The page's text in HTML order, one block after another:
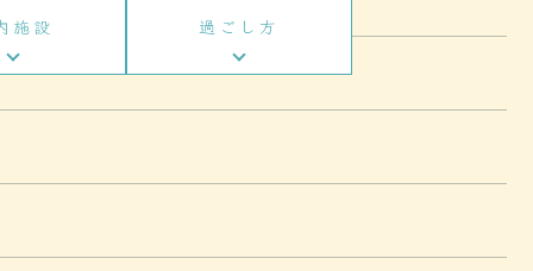
施設 過ごし方